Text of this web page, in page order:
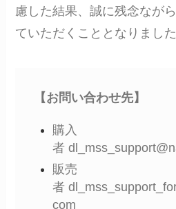
慮した結果、誠に残念なが
ていただくこととなりまし
【お問い合わせ先】
購入
者
販売
者
com